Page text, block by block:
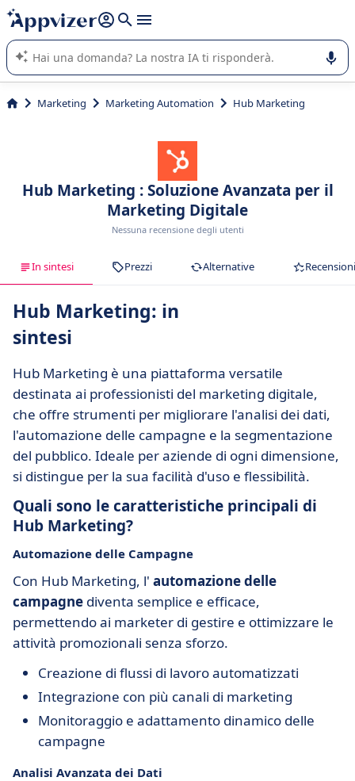
righe con
shift + enter
L'IA di Appvizer vi guida nell'utilizzo o nella scelta di un
software SaaS per la vostra azienda.
Marketing Marketing Automation Hub Marketing
Hub Marketing : Soluzione Avanzata per il
Marketing Digitale
Nessuna recensione degli utenti
In sintesi Prezzi Alternative Recensioni
Hub Marketing: in
sintesi
Hub Marketing è una piattaforma versatile
destinata ai professionisti del marketing digitale,
che offre strumenti per migliorare l'analisi dei dati,
l'automazione delle campagne e la segmentazione
del pubblico. Ideale per aziende di ogni dimensione,
si distingue per la sua facilità d'uso e flessibilità.
Quali sono le caratteristiche principali di
Hub Marketing?
Automazione delle Campagne
Con Hub Marketing, l' automazione delle
campagne diventa semplice e efficace,
permettendo ai marketer di gestire e ottimizzare le
attività promozionali senza sforzo.
Creazione di flussi di lavoro automatizzati
Integrazione con più canali di marketing
Monitoraggio e adattamento dinamico delle
campagne
Analisi Avanzata dei Dati